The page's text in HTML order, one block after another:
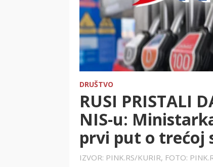
DRUŠTVO
RUSI PRISTALI
NIS-u:
prvi put o trećoj
IZVOR: PINK.RS/KURIR, FOTO: